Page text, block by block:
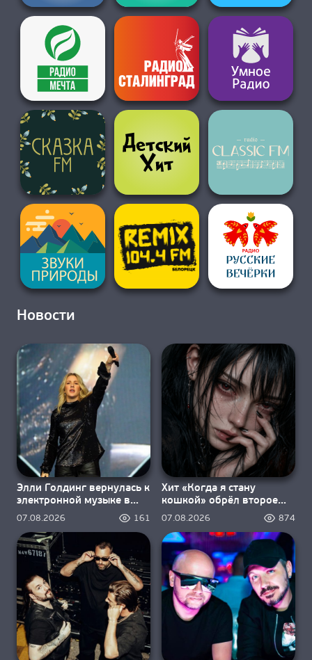
Новости
Элли Голдинг вернулась к
электронной музыке в
«Ravers»
07.08.2026 161
Хит «Когда я стану
кошкой» обрёл второе
дыхание
07.08.2026 874